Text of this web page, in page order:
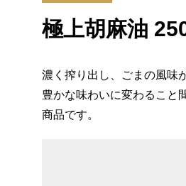
極上胡麻油
濃く搾り出し、ごまの風味
豊かな味わいに変わること
商品です。